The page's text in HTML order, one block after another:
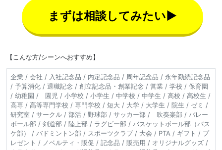
まずは相談してみたい▶
【こんな方/シーンへおすすめ】
企業 / 会社 / 入社記念品 / 内定記念品 / 周年記念品 / 永年勤続記念品
/ 予算消化 / 退職記念 / 創立記念品・創業記念 / 営業 / 学校 / 保育園
/ 幼稚園 / 園児 / 小学校 / 小学生 / 中学校 / 中学生 / 高校 / 高校生 /
高専 / 高等専門学校 / 専門学校 / 短大 / 大学 / 大学生 / 院生 / ゼミ /
研究室 / サークル / 部活 / 野球部 / サッカー部 / 吹奏楽部 / バレー
ボール部 / 剣道部 / 陸上部 / ラグビー部 / バスケットボール部（バス
ケ部） / バドミントン部 / スポーツクラブ / 大会 / PTA / ギフト / プ
レゼント / ノベルティ・販促 / 記念品 / 販売用 / オリジナルグッズ /